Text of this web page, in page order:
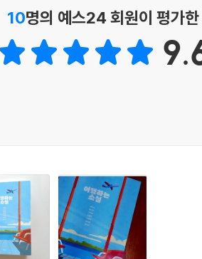
하고 이 과정에서 우리는 치유와 새로운
「모리와 무라」는 열심히 살았지만 남
「숲속 작은 집」에는 여행을 통해 돈
누군가의 얼굴이 계속 떠오르는데 이는
「사막으로」는 미래의 지구에서 우
던지며 절실한 무엇 하나를 붙잡고 나아
10명의 예스24 회원이 평가